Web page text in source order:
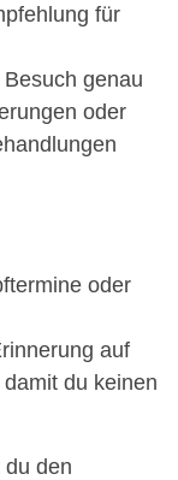
für
genau
oder
oder
auf
du keinen
du den